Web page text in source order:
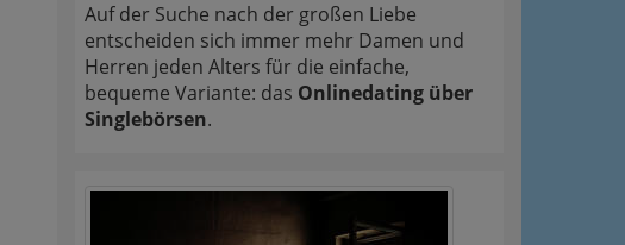
Auf der Suche nach der großen Liebe
entscheiden sich immer mehr Damen und
Herren jeden Alters für die einfache,
bequeme Variante: das Onlinedating über
Singlebörsen.